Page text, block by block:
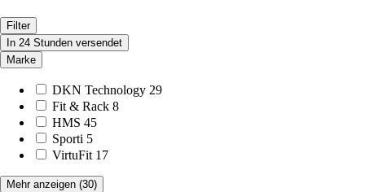
Filter
In 24 Stunden versendet
Marke
DKN Technology 29
Fit & Rack 8
HMS 45
Sporti 5
VirtuFit 17
Mehr anzeigen (30)